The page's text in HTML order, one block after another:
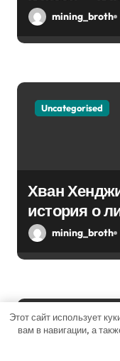
п
и
mining_broth
Uncategorised
Хван
история о
биографии
mining_broth
Uncategorised
Этот сайт использует
вам в навигации, а